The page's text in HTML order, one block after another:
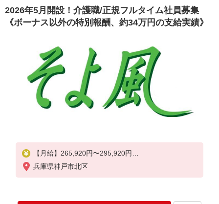
2026年5月開設！介護職/正規フルタイム社員募集
《ボーナス以外の特別報酬、約34万円の支給実績》
【月給】265,920円〜295,920円
▼給与詳細
※6回目以降は1回6,000円支給
兵庫県神戸市北区